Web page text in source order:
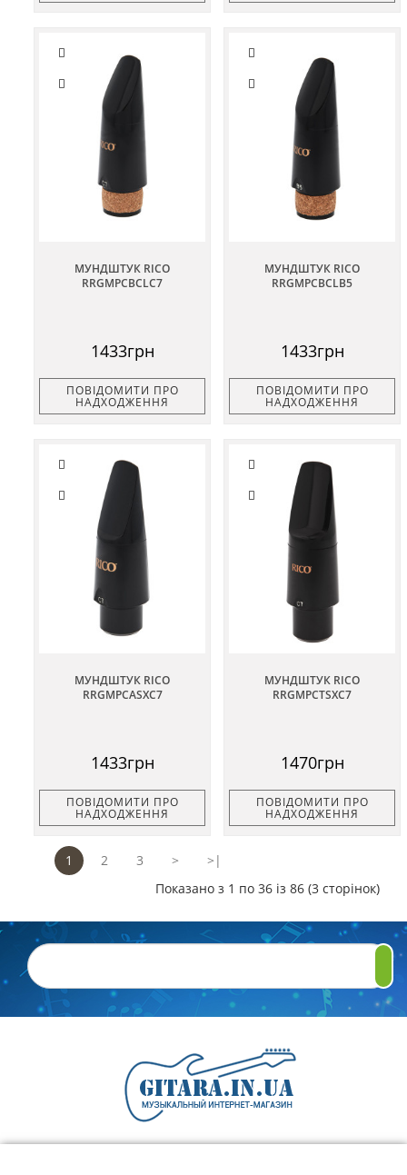
МУНДШТУК RICO
RRGMPCBCLC7
1433грн
ПОВІДОМИТИ ПРО
НАДХОДЖЕННЯ
МУНДШТУК RICO
RRGMPCBCLB5
1433грн
ПОВІДОМИТИ ПРО
НАДХОДЖЕННЯ
МУНДШТУК RICO
RRGMPCASXC7
1433грн
ПОВІДОМИТИ ПРО
НАДХОДЖЕННЯ
МУНДШТУК RICO
RRGMPCTSXC7
1470грн
ПОВІДОМИТИ ПРО
НАДХОДЖЕННЯ
1 2 3 >
>|
Показано з 1 по 36 із 86 (3 сторінок)